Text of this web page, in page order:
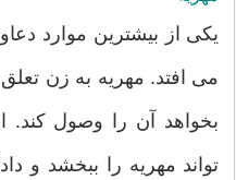
یکی از بیشترین موارد
می افتد. مهریه به زن
بخواهد آن را وصول کند.
تواند مهریه را ببخشد و